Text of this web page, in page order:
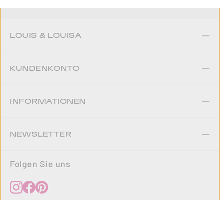
LOUIS & LOUISA
KUNDENKONTO
INFORMATIONEN
NEWSLETTER
Folgen Sie uns